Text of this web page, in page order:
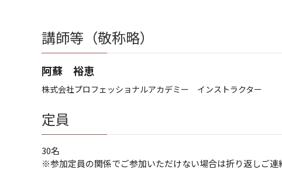
講師等（敬称略）
阿蘇 裕恵
株式会社プロフェッショナルアカデミー インストラクター
定員
30名
※参加定員の関係でご参加いただけない場合は折り返しご連